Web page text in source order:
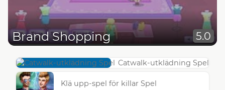
Brand Shopping 5.0
Catwalk-utklädning Spel
Klä upp-spel för killar Spel